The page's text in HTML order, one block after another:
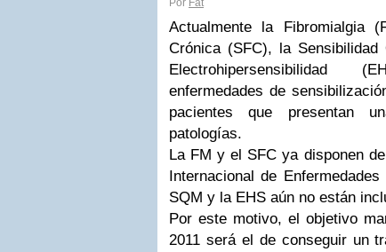
Por Fat
Actualmente la Fibromialgia
Crónica (SFC), la
Electrohipersensibilidad
enfermedades de
pacientes que presentan
patologías.
La FM y el SFC ya disponen
Internacional de
SQM y la EHS aún no están
Por este motivo, el objetivo
2011 será el de conseguir un